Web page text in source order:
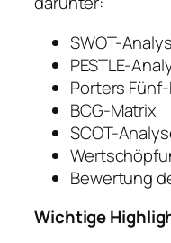
SWOT-
PESTLE-
Porters
BCG-Matrix
SCOT-
Bewertung
Wichtige